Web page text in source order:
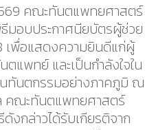
คณะทันตแพทยศาสตร์
มอบประกาศนียบัตรผู้ช่วย
เพื่อแสดงความยินดีแก่ผู้
แพทย์ และเป็นกำลังใจใน
นทันตกรรมอย่างภาคภูมิ ณ
คณะทันตแพทยศาสตร์
งกล่าวได้รับเกียรติจาก